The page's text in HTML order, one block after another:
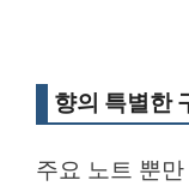
향의 특별한
주요 노트 뿐